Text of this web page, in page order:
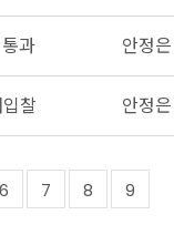
과 안정은
찰 안정은
6 7 8 9